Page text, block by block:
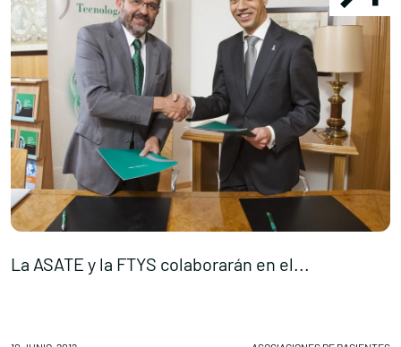
La ASATE y la FTYS colaborarán en el...